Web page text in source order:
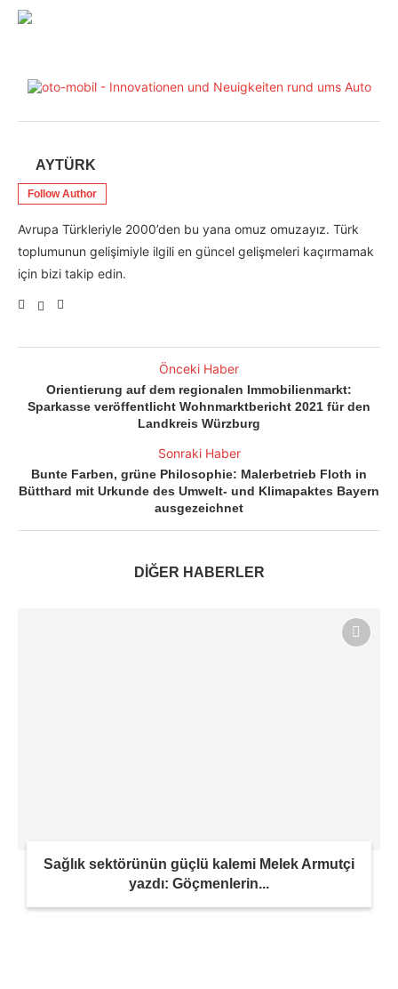
AYTÜRK
Follow Author
Avrupa Türkleriyle 2000’den bu yana omuz omuzayız. Türk
toplumunun gelişimiyle ilgili en güncel gelişmeleri kaçırmamak
için bizi takip edin.
Önceki Haber
Orientierung auf dem regionalen Immobilienmarkt:
Sparkasse veröffentlicht Wohnmarktbericht 2021 für den
Landkreis Würzburg
Sonraki Haber
Bunte Farben, grüne Philosophie: Malerbetrieb Floth in
Bütthard mit Urkunde des Umwelt- und Klimapaktes Bayern
ausgezeichnet
DİĞER HABERLER
Sağlık sektörünün güçlü kalemi Melek Armutçi
yazdı: Göçmenlerin...